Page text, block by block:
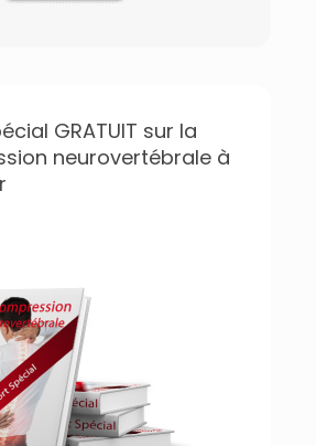
GRATUIT sur la
neurovertébrale à